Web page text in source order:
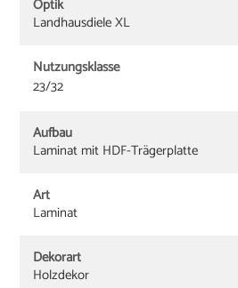
Optik
Landhausdiele XL
Nutzungsklasse
23/32
Aufbau
Laminat mit HDF-Trägerplatte
Art
Laminat
Dekorart
Holzdekor